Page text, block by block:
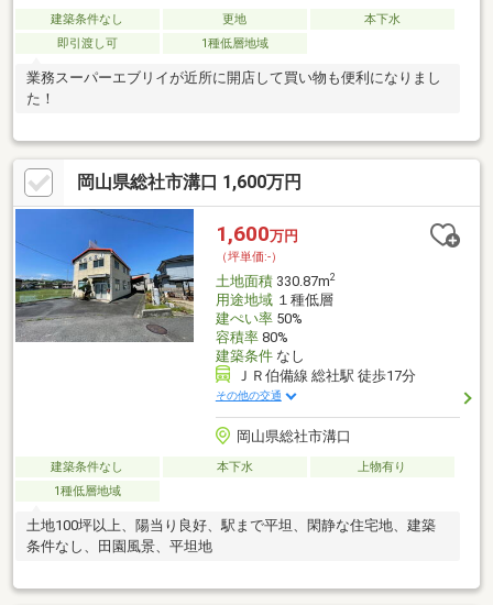
建築条件なし 更地
本下水
即引渡し可
1種低層地域
業務スーパーエブリイが近所に開店して買い物も便利になりまし
た！
岡山県総社市溝口 1,600万円
1,600万円
（坪単価:-）
土地面積330.87m2
用途地域１種低層
建ぺい率50%
容積率80%
建築条件なし
ＪＲ伯備線 総社駅 徒歩17分
その他の交通
岡山県総社市溝口
建築条件なし 本下水
上物有り
1種低層地域
土地100坪以上、陽当り良好、駅まで平坦、閑静な住宅地、建築
条件なし、田園風景、平坦地